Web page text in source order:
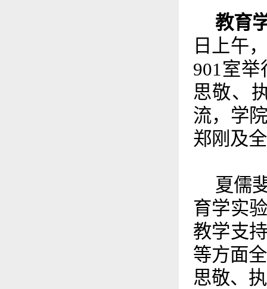
教育
日上午
901室
思敬、
流，学
郑刚及
夏儒
育学实
教学支
等方面
思敬、